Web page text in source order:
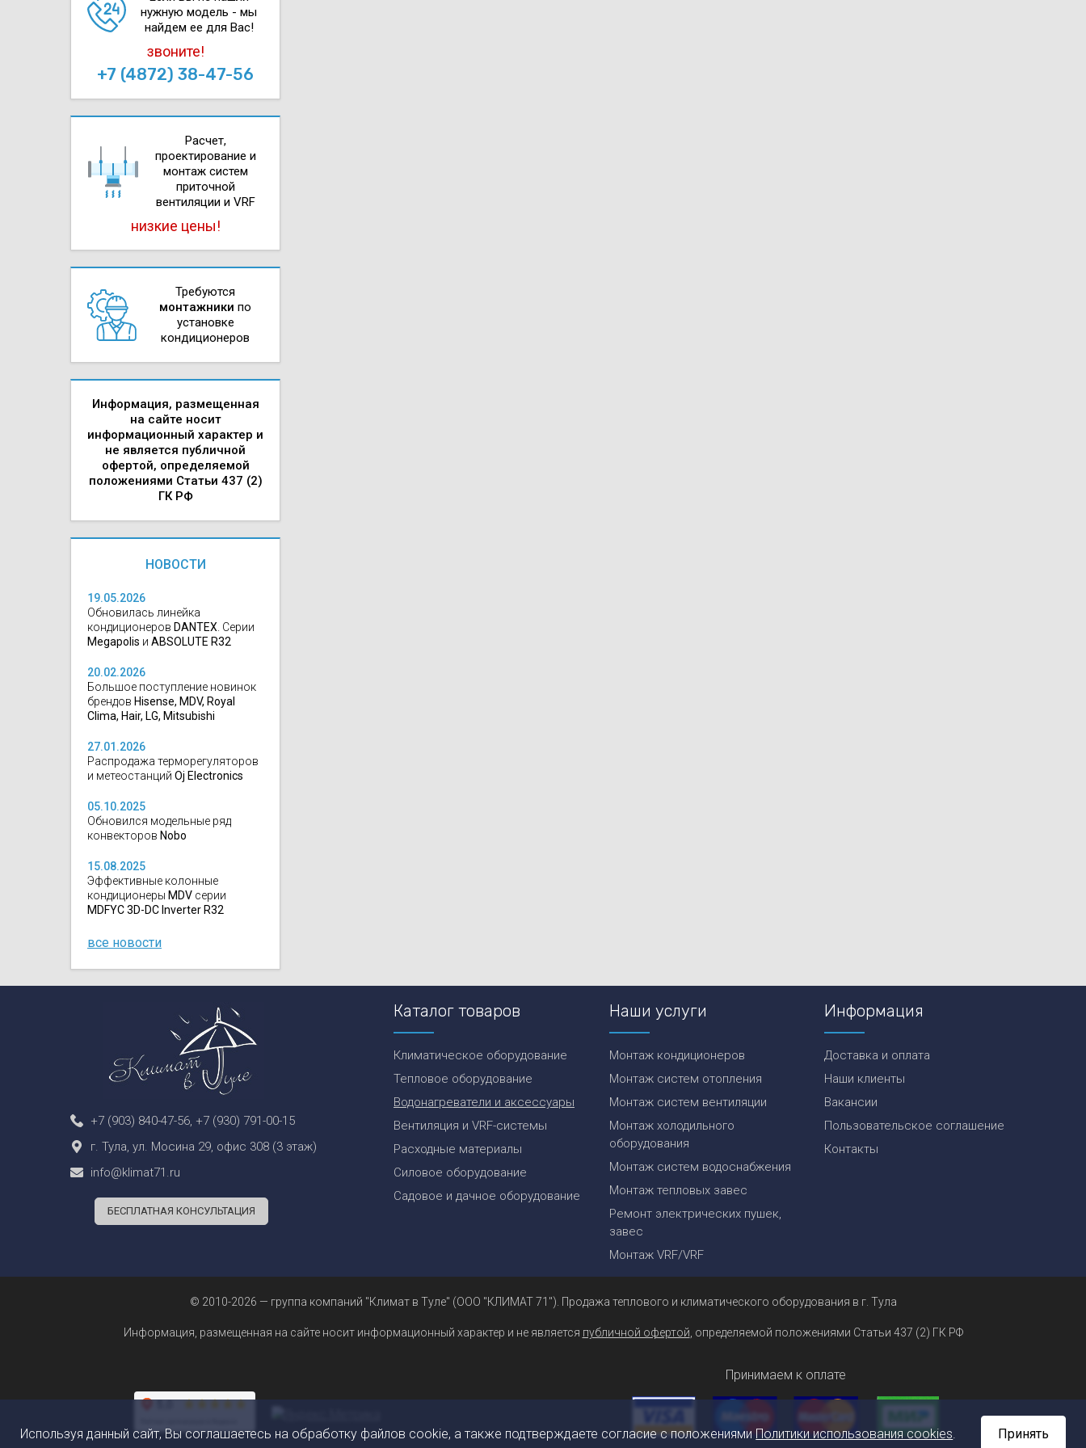
нужную модель - мы
найдем ее для Вас!
звоните!
+7 (4872) 38-47-56
Расчет,
проектирова­ние и
монтаж систем
приточной
вентиляции и VRF
низкие цены!
Требуются
монтажники по
установке
кондиционеров
Информация, размещенная
на сайте носит
информационный характер и
не является публичной
офертой, определяемой
положениями Статьи 437 (2)
ГК РФ
НОВОСТИ
19.05.2026
Обновилась линейка
кондиционеров DANTEX. Серии
Megapolis и ABSOLUTE R32
20.02.2026
Большое поступление новинок
брендов Hisense, MDV, Royal
Clima, Hair, LG, Mitsubishi
27.01.2026
Распродажа терморегуляторов
и метеостанций Oj Electronics
05.10.2025
Обновился модельные ряд
конвекторов Nobo
15.08.2025
Эффективные колонные
кондиционеры MDV серии
MDFYC 3D-DC Inverter R32
все новости
+7 (903) 840-47-56, +7 (930) 791-00-15
г. Тула, ул. Мосина 29, офис 308 (3 этаж)
info@klimat71.ru
БЕСПЛАТНАЯ КОНСУЛЬТАЦИЯ
Каталог товаров
Климатическое оборудование
Тепловое оборудование
Водонагреватели и аксессуары
Вентиляция и VRF-системы
Расходные материалы
Силовое оборудование
Садовое и дачное оборудование
Наши услуги
Монтаж кондиционеров
Монтаж систем отопления
Монтаж систем вентиляции
Монтаж холодильного
оборудования
Монтаж систем водоснабжения
Монтаж тепловых завес
Ремонт электрических пушек,
завес
Монтаж VRF/VRF
Информация
Доставка и оплата
Наши клиенты
Вакансии
Пользовательское соглашение
Контакты
© 2010-2026 — группа компаний "Климат в Туле" (ООО "КЛИМАТ 71"). Продажа теплового и климатического оборудования в г. Тула
Информация, размещенная на сайте носит информационный характер и не является публичной офертой, определяемой положениями Статьи 437 (2) ГК РФ
Принимаем к оплате
Используя данный сайт, Вы соглашаетесь на обработку файлов cookie, а также подтверждаете согласие с положениямиПолитики использования cookies. Принять